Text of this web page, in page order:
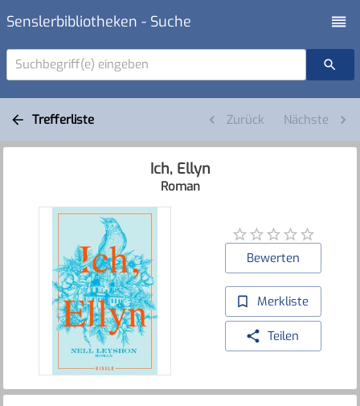
Senslerbibliotheken - Suche
Suchbegriff(e) eingeben
Trefferliste Zurück Nächste
Ich, Ellyn
Roman
Bewerten
Merkliste
Teilen